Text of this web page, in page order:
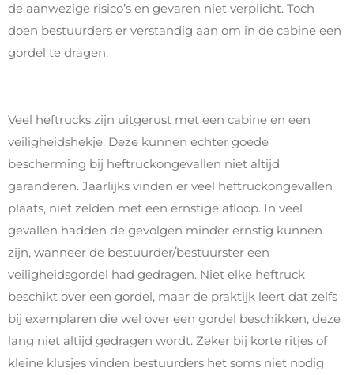
de aanwezige risico’s en gevaren niet verplicht. Toch
doen bestuurders er verstandig aan om in de cabine een
gordel te dragen.
Veel heftrucks zijn uitgerust met een cabine en een
veiligheidshekje. Deze kunnen echter goede
bescherming bij heftruckongevallen niet altijd
garanderen. Jaarlijks vinden er veel heftruckongevallen
plaats, niet zelden met een ernstige afloop. In veel
gevallen hadden de gevolgen minder ernstig kunnen
zijn, wanneer de bestuurder/bestuurster een
veiligheidsgordel had gedragen. Niet elke heftruck
beschikt over een gordel, maar de praktijk leert dat zelfs
bij exemplaren die wel over een gordel beschikken, deze
lang niet altijd gedragen wordt. Zeker bij korte ritjes of
kleine klusjes vinden bestuurders het soms niet nodig